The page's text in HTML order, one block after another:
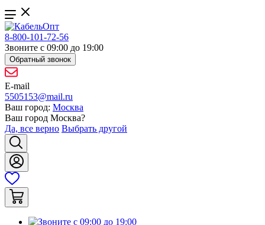
8-800-101-72-56
Звоните с 09:00 до 19:00
Обратный звонок
E-mail
5505153@mail.ru
Ваш город: Москва
Ваш город Москва?
Да, все верно Выбрать другой